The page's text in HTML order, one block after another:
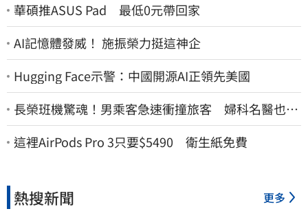
華碩推ASUS Pad 最低0元帶回家
AI記憶體發威！ 施振榮力挺這神企
Hugging Face示警：中國開源AI正領先美國
長榮班機驚魂！男乘客急速衝撞旅客 婦科名醫也掛
彩：全機卡半小時
這裡AirPods Pro 3只要$5490 衛生紙免費
熱搜新聞 更多